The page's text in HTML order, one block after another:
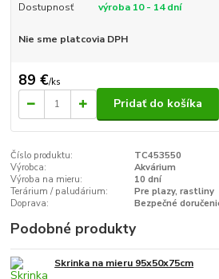
Dostupnosť výroba 10 - 14 dní
Nie sme platcovia DPH
89 €/ks
Pridať do košíka
Číslo produktu:
TC453550
Výrobca:
Akvárium
Výroba na mieru:
10 dní
Terárium / paludárium:
Pre plazy, rastliny
Doprava:
Bezpečné
Podobné produkty
Skrinka na mieru 95x50x75cm